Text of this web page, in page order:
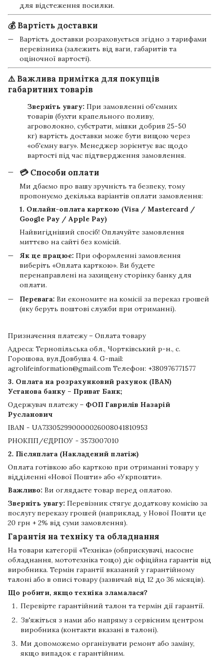
для відстеження посилки.
💰 Вартість доставки
Вартість доставки розраховується згідно з тарифами
перевізника (залежить від ваги, габаритів та
оціночної вартості).
⚠️ Важлива примітка для покупців
габаритних товарів
Зверніть увагу: При замовленні об'ємних
товарів (бухти крапельного поливу,
агроволокно, субстрати, мішки добрив 25-50
кг) вартість доставки може бути вищою через
«об'ємну вагу». Менеджер зорієнтує вас щодо
вартості під час підтвердження замовлення.
💳 Способи оплати
Ми дбаємо про вашу зручність та безпеку, тому
пропонуємо декілька варіантів оплати замовлення:
1. Онлайн-оплата карткою (Visa / Mastercard /
Google Pay / Apple Pay)
Найвигідніший спосіб! Оплачуйте замовлення
миттєво на сайті без комісій.
Як це працює: При оформленні замовлення
виберіть «Оплата карткою». Ви будете
перенаправлені на захищену сторінку банку для
оплати.
Перевага: Ви економите на комісії за переказ грошей
(яку беруть поштові служби при отриманні).
Призначення платежу – Оплата товару
Адреса: Тернопільська обл., Чортківський р-н., с.
Горошова, вул.Довбуша 4. G-mail:
agrolifeinformation@gmail.com Телефон: +380976771577
3. Оплата на розрахунковий рахунок (IBAN)
Установа банку – Приват Банк;
Одержувач платежу – ФОП Гаврилів Назарій
Русланович
IBAN - UA733052990000026008041810953
РНОКПП/ЄДРПОУ - 3573007010
2. Післяплата (Накладений платіж)
Оплата готівкою або карткою при отриманні товару у
відділенні «Нової Пошти» або «Укрпошти».
Важливо: Ви оглядаєте товар перед оплатою.
Зверніть увагу: Перевізник стягує додаткову комісію за
послугу переказу грошей (наприклад, у Нової Пошти це
20 грн + 2% від суми замовлення).
Гарантія на техніку та обладнання
На товари категорії «Техніка» (обприскувачі, насосне
обладнання, мототехніка тощо) діє офіційна гарантія від
виробника. Термін гарантії вказаний у гарантійному
талоні або в описі товару (зазвичай від 12 до 36 місяців).
Що робити, якщо техніка зламалася?
Перевірте гарантійний талон та термін дії гарантії.
Зв'яжіться з нами або напряму з сервісним центром
виробника (контакти вказані в талоні).
Ми допоможемо організувати ремонт або заміну,
якщо випадок є гарантійним.